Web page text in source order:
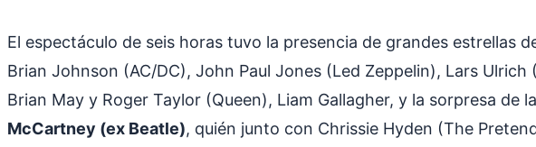
El espectáculo de seis horas tuvo la presencia de grandes estrellas
Brian Johnson (AC/DC), John Paul Jones (Led Zeppelin), Lars Ulrich
Brian May y Roger Taylor (Queen), Liam Gallagher, y la sorpresa de
McCartney (ex Beatle), quién junto con Chrissie Hyden (The